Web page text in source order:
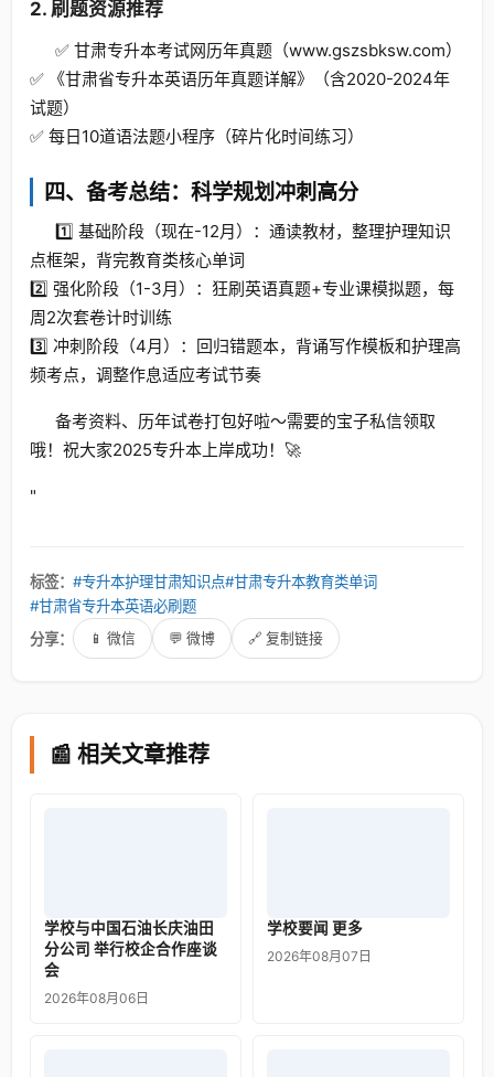
2. 刷题资源推荐
✅ 甘肃专升本考试网历年真题（www.gszsbksw.com）
✅ 《甘肃省专升本英语历年真题详解》（含2020-2024年
试题）
✅ 每日10道语法题小程序（碎片化时间练习）
四、备考总结：科学规划冲刺高分
1️⃣ 基础阶段（现在-12月）：通读教材，整理护理知识
点框架，背完教育类核心单词
2️⃣ 强化阶段（1-3月）：狂刷英语真题+专业课模拟题，每
周2次套卷计时训练
3️⃣ 冲刺阶段（4月）：回归错题本，背诵写作模板和护理高
频考点，调整作息适应考试节奏
备考资料、历年试卷打包好啦～需要的宝子私信领取
哦！祝大家2025专升本上岸成功！🚀
"
标签： #专升本护理甘肃知识点#甘肃专升本教育类单词
#甘肃省专升本英语必刷题
分享：
📱 微信 💬 微博 🔗 复制链接
📰 相关文章推荐
学校与中国石油长庆油田
分公司 举行校企合作座谈
会
2026年08月06日
学校要闻 更多
2026年08月07日